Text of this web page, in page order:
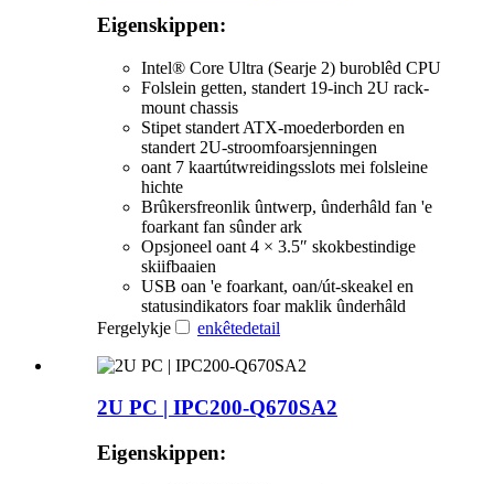
Eigenskippen:
Intel® Core Ultra (Searje 2) buroblêd CPU
Folslein getten, standert 19-inch 2U rack-
mount chassis
Stipet standert ATX-moederborden en
standert 2U-stroomfoarsjenningen
oant 7 kaartútwreidingsslots mei folsleine
hichte
Brûkersfreonlik ûntwerp, ûnderhâld fan 'e
foarkant fan sûnder ark
Opsjoneel oant 4 × 3.5″ skokbestindige
skiifbaaien
USB oan 'e foarkant, oan/út-skeakel en
statusindikators foar maklik ûnderhâld
Fergelykje
enkêtedetail
2U PC | IPC200-Q670SA2
Eigenskippen: